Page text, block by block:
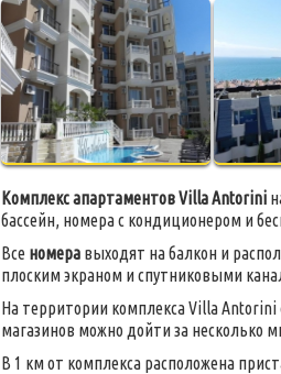
Комплекс апартаментов Villa Antorini
бассейн, номера с кондиционером и
Все номера выходят на балкон и
плоским экраном и спутниковыми
На территории комплекса Villa Antorini
магазинов можно дойти за несколько
В 1 км от комплекса расположена